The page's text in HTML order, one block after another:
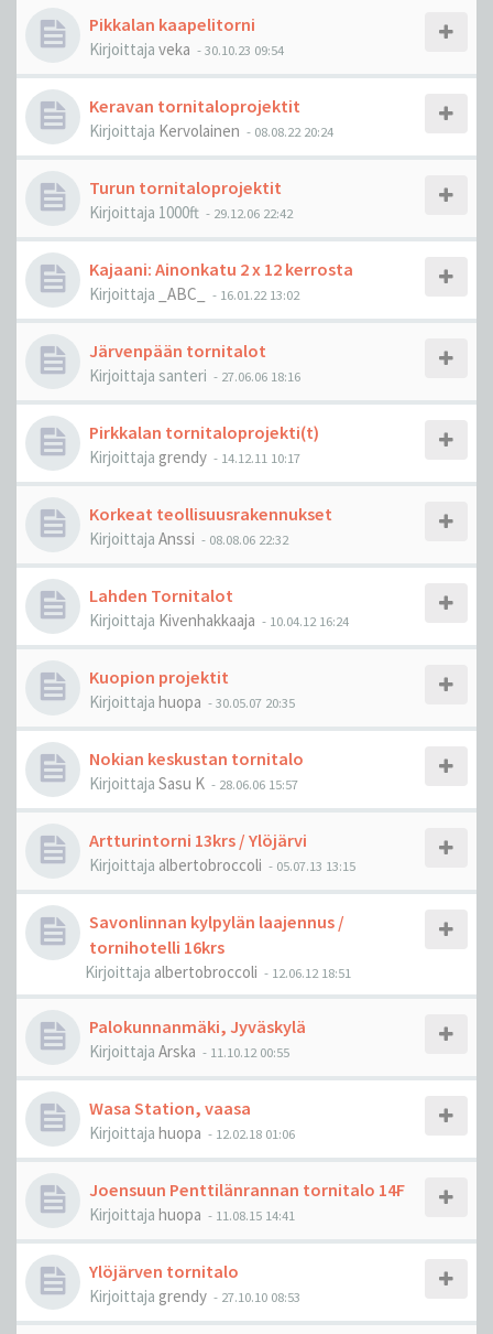
Pikkalan kaapelitorni
Kirjoittaja veka -30.10.23 09:54
Keravan tornitaloprojektit
Kirjoittaja Kervolainen - 08.08.22 20:24
Turun tornitaloprojektit
Kirjoittaja 1000ft - 29.12.06 22:42
Kajaani: Ainonkatu 2 x 12 kerrosta
Kirjoittaja _ABC_ - 16.01.22 13:02
Järvenpään tornitalot
Kirjoittaja santeri - 27.06.06 18:16
Pirkkalan tornitaloprojekti(t)
Kirjoittaja grendy - 14.12.11 10:17
Korkeat teollisuusrakennukset
Kirjoittaja Anssi - 08.08.06 22:32
Lahden Tornitalot
Kirjoittaja Kivenhakkaaja - 10.04.12 16:24
Kuopion projektit
Kirjoittaja huopa -30.05.07 20:35
Nokian keskustan tornitalo
Kirjoittaja Sasu K - 28.06.06 15:57
Artturintorni 13krs / Ylöjärvi
Kirjoittaja albertobroccoli - 05.07.13 13:15
Savonlinnan kylpylän laajennus /
tornihotelli 16krs
Kirjoittaja albertobroccoli - 12.06.12 18:51
Palokunnanmäki, Jyväskylä
Kirjoittaja Arska - 11.10.12 00:55
Wasa Station, vaasa
Kirjoittaja huopa - 12.02.18 01:06
Joensuun Penttilänrannan tornitalo 14F
Kirjoittaja huopa - 11.08.15 14:41
Ylöjärven tornitalo
Kirjoittaja grendy - 27.10.10 08:53